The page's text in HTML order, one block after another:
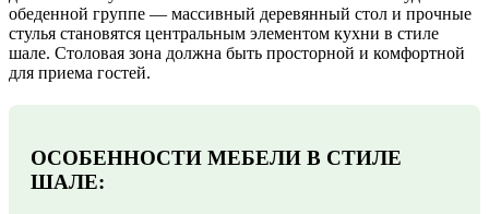
обеденной группе — массивный деревянный стол и прочные
стулья становятся центральным элементом кухни в стиле
шале. Столовая зона должна быть просторной и комфортной
для приема гостей.
ОСОБЕННОСТИ МЕБЕЛИ В СТИЛЕ
ШАЛЕ: